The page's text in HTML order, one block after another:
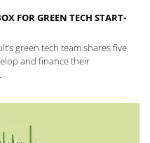
FOR GREEN TECH START-
green tech team shares five
and finance their